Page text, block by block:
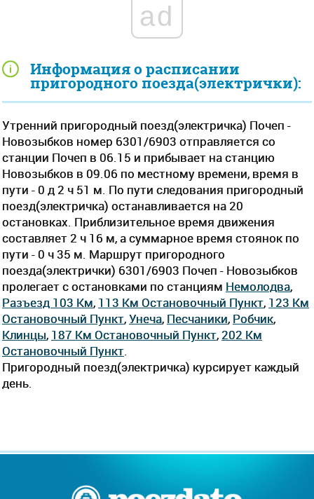
Информация о расписании
пригородного поезда(электрички):
Утренний пригородный поезд(электричка) Почеп -
Новозыбков номер 6301/6903 отправляется со
станции Почеп в 06.15 и прибывает на станцию
Новозыбков в 09.06 по местному времени, время в
пути - 0 д 2 ч 51 м. По пути следования пригородный
поезд(электричка) останавливается на 20
остановках. Приблизительное время движения
составляет 2 ч 16 м, а суммарное время стоянок по
пути - 0 ч 35 м. Маршрут пригородного
поезда(электрички) 6301/6903 Почеп - Новозыбков
пролегает c остановками по станциям Немолодва,
Разъезд 103 Км, 113 Км Остановочный Пункт, 123 Км
Остановочный Пункт,Унеча, Песчаники, Робчик,
Клинцы, 187 Км Остановочный Пункт,202 Км
Остановочный Пункт
Пригородный поезд(электричка) курсирует каждый
день.
ad